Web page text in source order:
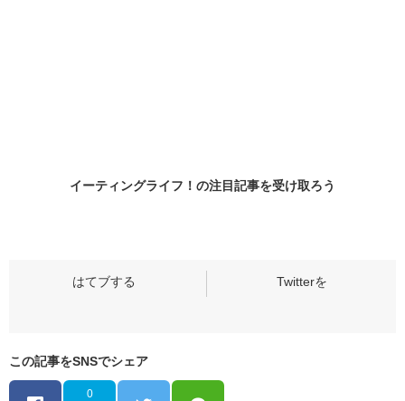
イーティングライフ！の注目記事を受け取ろう
この記事をSNSでシェア
0